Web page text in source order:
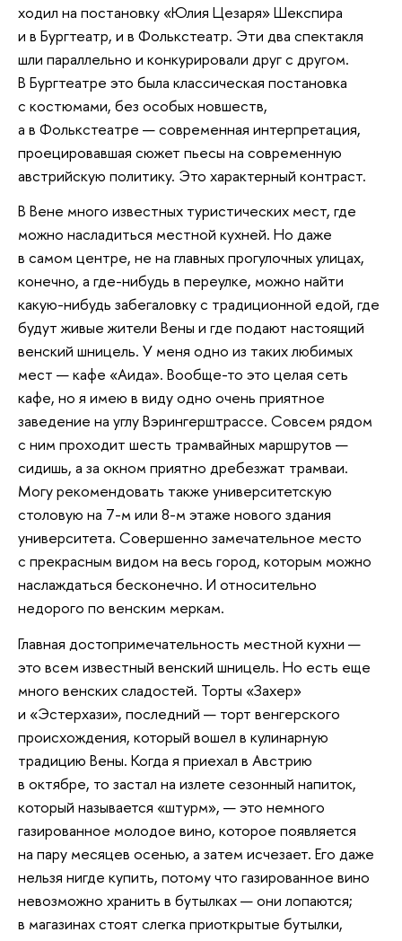
ходил на постановку «Юлия Цезаря» Шекспира
и в Бургтеатр, и в Фолькстеатр. Эти два спектакля
шли параллельно и конкурировали друг с другом.
В Бургтеатре это была классическая постановка
с костюмами, без особых новшеств,
а в Фолькстеатре — современная интерпретация,
проецировавшая сюжет пьесы на современную
австрийскую политику. Это характерный контраст.
В Вене много известных туристических мест, где
можно насладиться местной кухней. Но даже
в самом центре, не на главных прогулочных улицах,
конечно, а где-нибудь в переулке, можно найти
какую-нибудь забегаловку с традиционной едой, где
будут живые жители Вены и где подают настоящий
венский шницель. У меня одно из таких любимых
мест — кафе «Аида». Вообще-то это целая сеть
кафе, но я имею в виду одно очень приятное
заведение на углу Вэрингерштрассе. Совсем рядом
с ним проходит шесть трамвайных маршрутов —
сидишь, а за окном приятно дребезжат трамваи.
Могу рекомендовать также университетскую
столовую на 7-м или 8-м этаже нового здания
университета. Совершенно замечательное место
с прекрасным видом на весь город, которым можно
наслаждаться бесконечно. И относительно
недорого по венским меркам.
Главная достопримечательность местной кухни —
это всем известный венский шницель. Но есть еще
много венских сладостей. Торты «Захер»
и «Эстерхази», последний — торт венгерского
происхождения, который вошел в кулинарную
традицию Вены. Когда я приехал в Австрию
в октябре, то застал на излете сезонный напиток,
который называется «штурм», — это немного
газированное молодое вино, которое появляется
на пару месяцев осенью, а затем исчезает. Его даже
нельзя нигде купить, потому что газированное вино
невозможно хранить в бутылках — они лопаются;
в магазинах стоят слегка приоткрытые бутылки,